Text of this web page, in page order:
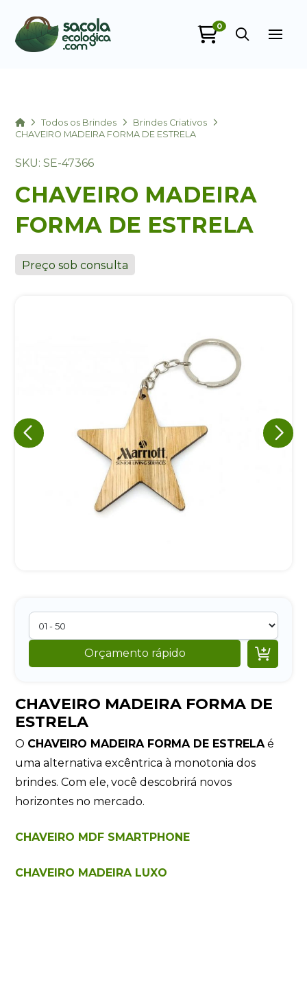
0
HomeTodos os Brindes
Brindes Criativos
CHAVEIRO MADEIRA FORMA DE ESTRELA
SKU: SE-47366
CHAVEIRO MADEIRA
FORMA DE ESTRELA
Preço sob consulta
Orçamento rápido 
CHAVEIRO MADEIRA FORMA DE
ESTRELA
O CHAVEIRO MADEIRA FORMA DE ESTRELA é
uma alternativa excêntrica à monotonia dos
brindes. Com ele, você descobrirá novos
horizontes no mercado.
CHAVEIRO MDF SMARTPHONE
CHAVEIRO MADEIRA LUXO
Eu concordo em receber comunicações.
A nossa empresa está comprometida a proteger e respeitar
sua privacidade, utilizaremos seus dados apenas para fins
de marketing. Você pode alterar suas preferências a
Iniciar conversa